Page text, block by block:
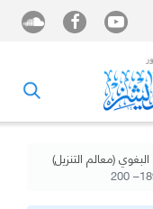
(معالم التنزيل)